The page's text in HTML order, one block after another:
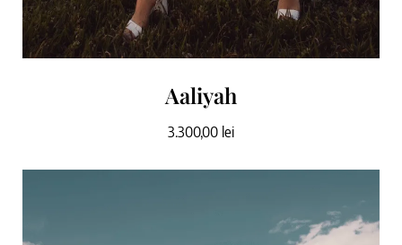
Aaliyah
3.300,00 lei